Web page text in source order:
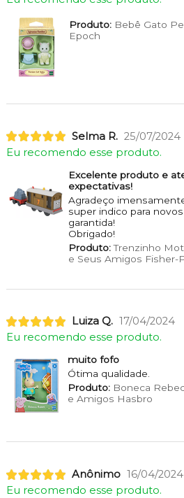
Produto:Bebê Gato
Epoch
Selma R. 25/07/2024
Eu recomendo esse produto.
Excelente produto e
expectativas!
Agradeço
super indico para
garantida!
Obrigado!
Produto:Trenzinho
e Seus Amigos Fisher-
Luiza Q. 17/04/2024
Eu recomendo esse produto.
muito fofo
Ótima qualidade.
Produto:Boneca
e Amigos Hasbro
Anônimo 16/04/2024
Eu recomendo esse produto.